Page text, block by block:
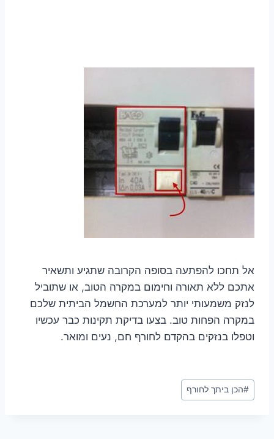
אל תחכו להפתעה בסופה הקרובה שתגיע ותשאיר
אתכם ללא תאורה וחימום במקרה הטוב, או שתוביל
לנזק משמעותי יותר למערכת החשמל הביתית שלכם
במקרה הפחות טוב. בצעו בדיקת תקינות כבר עכשיו
וטפלו בנזקים בהקדם לחורף חם, נעים ומואר.
Post
Tags:
#הכן ביתך לחורף